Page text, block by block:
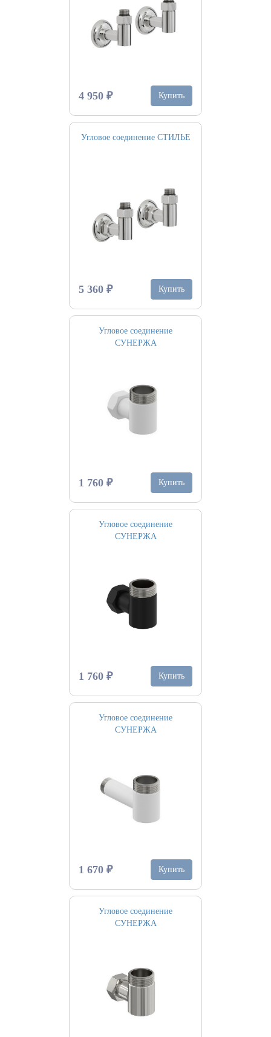
4 950 ₽ Купить
Угловое соединение СТИЛЬЕ
5 360 ₽ Купить
Угловое соединение
СУНЕРЖА
1 760 ₽ Купить
Угловое соединение
СУНЕРЖА
1 760 ₽ Купить
Угловое соединение
СУНЕРЖА
1 670 ₽ Купить
Угловое соединение
СУНЕРЖА